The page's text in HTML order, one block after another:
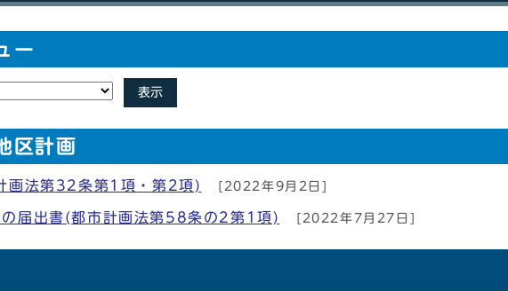
ー
表示
区計画
画法第32条第1項・第2項) [2022年9月2日]
届出書(都市計画法第58条の2第1項) [2022年7月27日]